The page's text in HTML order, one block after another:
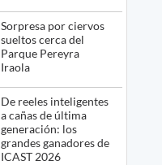
Sorpresa por ciervos
sueltos cerca del
Parque Pereyra
Iraola
De reeles inteligentes
a cañas de última
generación: los
grandes ganadores de
ICAST 2026